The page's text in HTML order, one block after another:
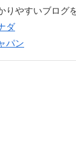
りやすいブログ
ダ
パン